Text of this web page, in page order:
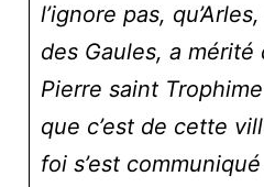
l’ignore pas,
des Gaules, a
Pierre saint
que c’est de cette
foi s’est